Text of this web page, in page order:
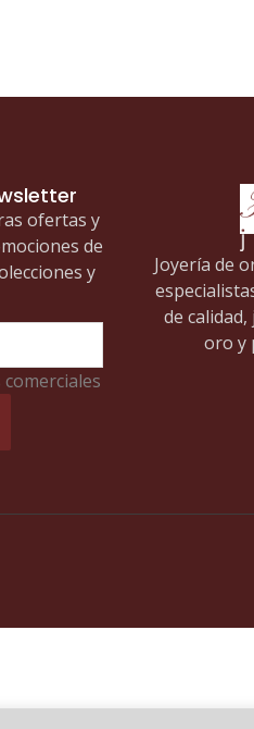
ofertas y
de
y
Joyería de
de
oro y